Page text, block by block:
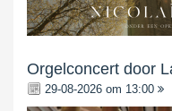
Orgelconcert door
29-08-2026 om 13:00